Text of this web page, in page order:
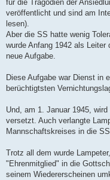
für die Tragödien der
veröffentlicht und sind am
lesen).
Aber die SS hatte wenig
wurde Anfang 1942 als
neue Aufgabe.
Diese Aufgabe war Dienst in
berüchtigtsten
Und, am 1. Januar 1945,
versetzt. Auch verlangte
Mannschaftskreises in die
Trotz all dem wurde
"Ehrenmitglied" in die
seinem Wiedererscheinen